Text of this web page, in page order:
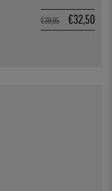
€39,95 €32,50